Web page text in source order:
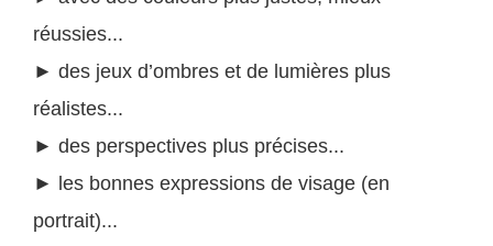
réussies...
► des jeux d’ombres et de lumières plus
réalistes...
► des perspectives plus précises...
► les bonnes expressions de visage (en
portrait)...